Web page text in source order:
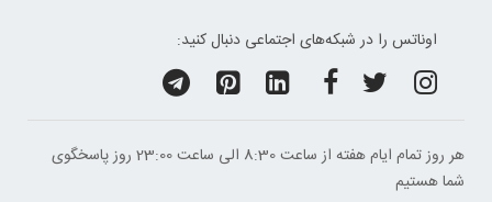
اوناتس را در شبکه‌های اجتماعی دنبال کنید:
هر روز تمام ایام هفته از ساعت 8:30 الی ساعت 23:00 ‌روز پاسخگوی
شما هستیم